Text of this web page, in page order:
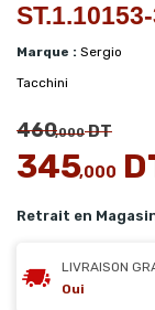
Marque : Sergio
Tacchini
460,000DT
345,000
Retrait en
LIVRAISON
Oui